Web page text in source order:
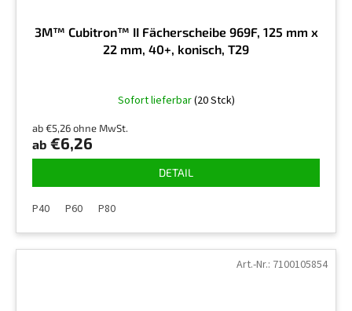
3M™ Cubitron™ II Fächerscheibe 969F, 125 mm x
22 mm, 40+, konisch, T29
Sofort lieferbar(20 Stck)
ab €5,26 ohne MwSt.
ab €6,26
DETAIL
P40 P60 P80
Art.-Nr.: 7100105854